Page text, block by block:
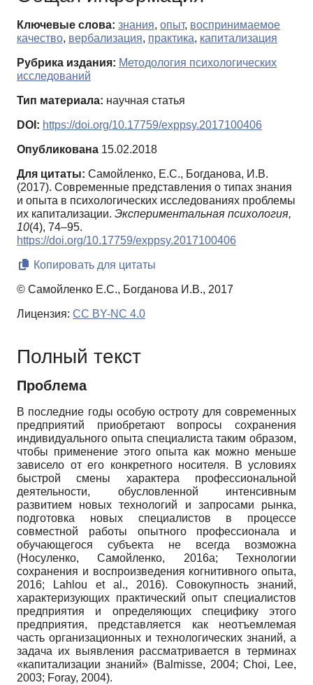
Ключевые слова: знания, опыт, воспринимаемое
качество, вербализация, практика, капитализация
Рубрика издания: Методология психологических
исследований
Тип материала: научная статья
DOI: https://doi.org/10.17759/exppsy.2017100406
Опубликована 15.02.2018
Для цитаты: Самойленко, Е.С., Богданова, И.В.
(2017). Современные представления о типах знания
и опыта в психологических исследованиях проблемы
их капитализации. Экспериментальная психология,
10(4), 74–95.
https://doi.org/10.17759/exppsy.2017100406
Копировать для цитаты
© Самойленко Е.С., Богданова И.В., 2017
Лицензия: CC BY-NC 4.0
Полный текст
Проблема
В последние годы особую остроту для современных
предприятий приобретают вопросы сохранения
индивидуального опыта специалиста таким образом,
чтобы применение этого опыта как можно меньше
зависело от его конкретного носителя. В условиях
быстрой смены характера профессиональной
деятельности, обусловленной интенсивным
развитием новых технологий и запросами рынка,
подготовка новых специалистов в процессе
совместной работы опытного профессионала и
обучающегося субъекта не всегда возможна
(Носуленко, Самойленко, 2016a; Технологии
сохранения и воспроизведения когнитивного опыта,
2016; Lahlou et al., 2016). Совокупность знаний,
характеризующих практический опыт специалистов
предприятия и определяющих специфику этого
предприятия, представляется как неотъемлемая
часть организационных и технологических знаний, а
задача их выявления рассматривается в терминах
«капитализации знаний» (Balmisse, 2004; Choi, Lee,
2003; Foray, 2004).